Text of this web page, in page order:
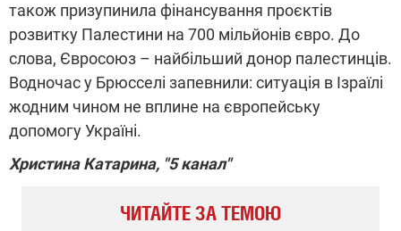
також призупинила фінансування проєктів
розвитку Палестини на 700 мільйонів євро. До
слова, Євросоюз – найбільший донор палестинців.
Водночас у Брюсселі запевнили: ситуація в Ізраїлі
жодним чином не вплине на європейську
допомогу Україні.
Христина Катарина, "5 канал"
ЧИТАЙТЕ ЗА ТЕМОЮ